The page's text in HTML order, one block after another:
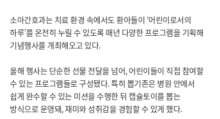
소아간호과는 치료 환경 속에서도 환아들이 ‘어린이로서의
하루’를 온전히 누릴 수 있도록 매년 다양한 프로그램을 기획해
기념행사를 개최해오고 있다.
올해 행사는 단순한 선물 전달을 넘어, 어린이들이 직접 참여할
수 있는 프로그램들로 구성됐다. 특히 뽑기존은 병원 안에서
쉽게 완수할 수 있는 미션을 수행한 뒤 캡슐토이를 뽑는
방식으로 운영돼, 재미와 성취감을 경험할 수 있게 했다.